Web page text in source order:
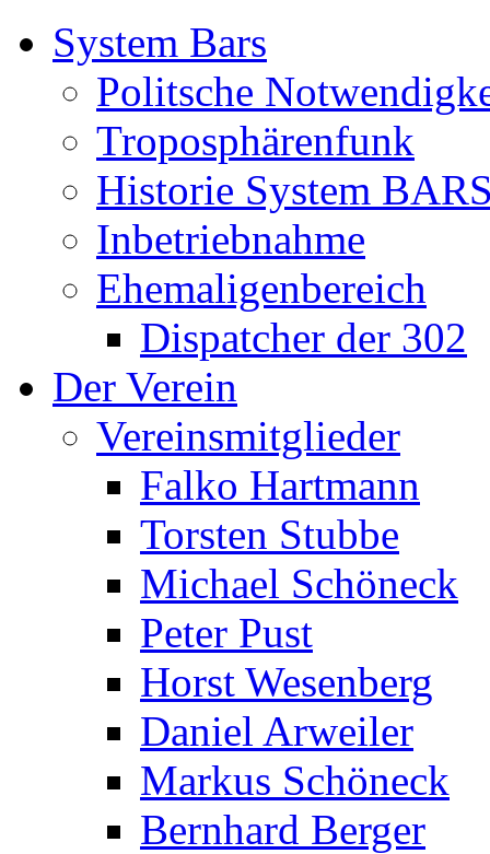
System Bars
Politsche
Troposphärenfunk
Historie System
Inbetriebnahme
Ehemaligenbereich
Dispatcher der 302
Der Verein
Vereinsmitglieder
Falko Hartmann
Torsten Stubbe
Michael Schöneck
Peter Pust
Horst Wesenberg
Daniel Arweiler
Markus Schöneck
Bernhard Berger